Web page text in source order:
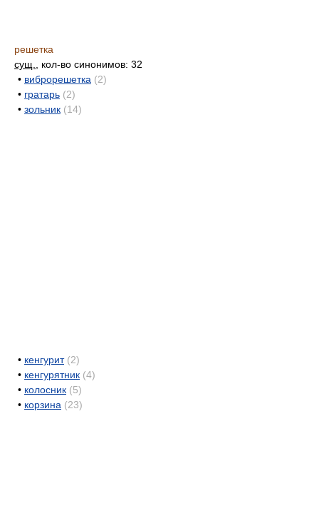
решетка
сущ.
, кол-во синонимов: 32
• виброрешетка (2)
• гратарь (2)
• зольник (14)
• кенгурит (2)
• кенгурятник (4)
• колосник (5)
• корзина (23)